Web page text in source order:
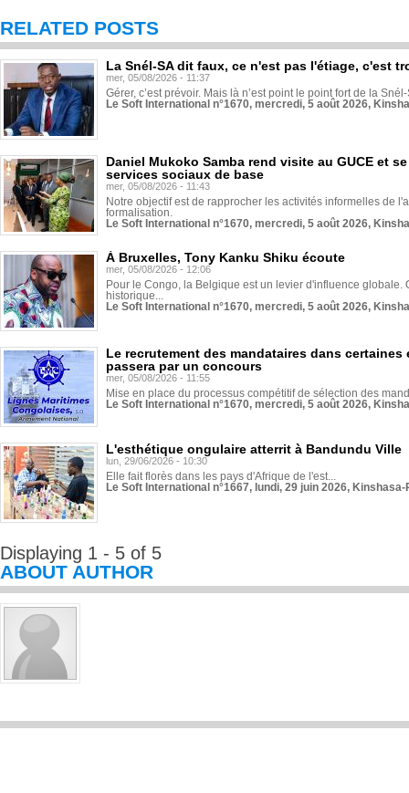
RELATED POSTS
La Snél-SA dit faux, ce n'est pas l'étiage, c'est
mer, 05/08/2026 - 11:37
Gérer, c’est prévoir. Mais là n’est point le point fort de la
Le Soft International n°1670, mercredi, 5 août 2026,
Daniel Mukoko Samba rend visite au GUCE et
services sociaux de base
mer, 05/08/2026 - 11:43
Notre objectif est de rapprocher les activités informelles de
formalisation.
Le Soft International n°1670, mercredi, 5 août 2026,
À Bruxelles, Tony Kanku Shiku écoute
mer, 05/08/2026 - 12:06
Pour le Congo, la Belgique est un levier d'influence globale.
historique...
Le Soft International n°1670, mercredi, 5 août 2026,
Le recrutement des mandataires dans
passera par un concours
mer, 05/08/2026 - 11:55
Mise en place du processus compétitif de sélection des
Le Soft International n°1670, mercredi, 5 août 2026,
L'esthétique ongulaire atterrit à Bandundu Ville
lun, 29/06/2026 - 10:30
Elle fait florès dans les pays d'Afrique de l'est...
Le Soft International n°1667, lundi, 29 juin 2026,
Displaying 1 - 5 of 5
ABOUT AUTHOR